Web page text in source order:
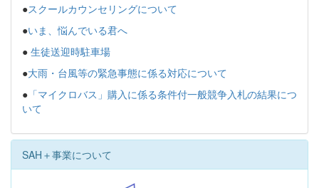
●スクールカウンセリングについて
●いま、悩んでいる君へ
● 生徒送迎時駐車場
●大雨・台風等の緊急事態に係る対応について
● 「マイクロバス」購入に係る条件付一般競争入札の結果につ
いて
SAH＋事業について